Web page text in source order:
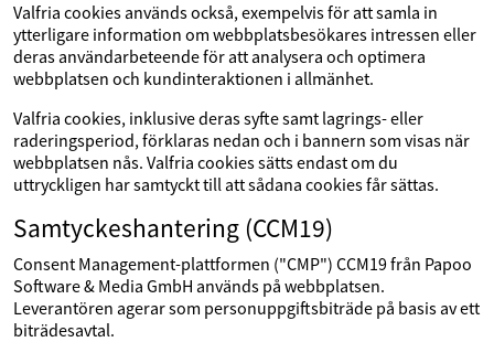
Valfria cookies används också, exempelvis för att samla in
ytterligare information om webbplatsbesökares intressen eller
deras användarbeteende för att analysera och optimera
webbplatsen och kundinteraktionen i allmänhet.
Valfria cookies, inklusive deras syfte samt lagrings- eller
raderingsperiod, förklaras nedan och i bannern som visas när
webbplatsen nås. Valfria cookies sätts endast om du
uttryckligen har samtyckt till att sådana cookies får sättas.
Samtyckeshantering (CCM19)
Consent Management-plattformen ("CMP") CCM19 från Papoo
Software & Media GmbH används på webbplatsen.
Leverantören agerar som personuppgiftsbiträde på basis av ett
biträdesavtal.